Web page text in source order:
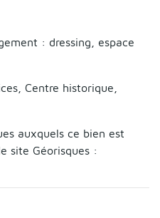
: dressing, espace
Centre historique,
auxquels ce bien est
site Géorisques :